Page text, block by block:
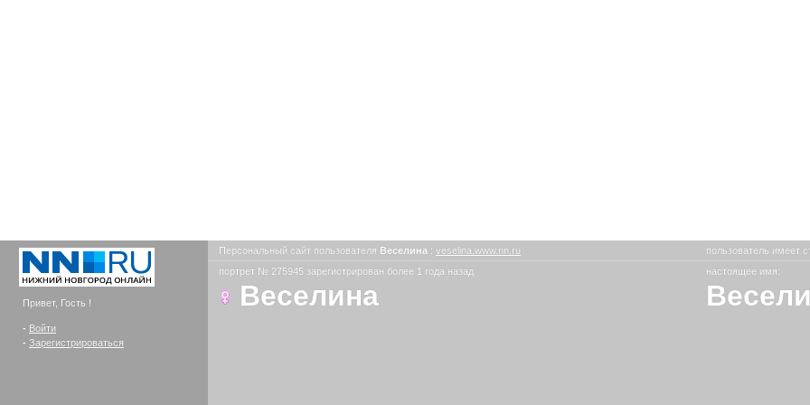
Привет, Гость !
- Войти
- Зарегистрироваться
Персональный сайт пользователя Веселина : veselina.www.nn.ru пользователь имеет
портрет № 275945 зарегистрирован более 1 года назад
Веселина
настоящее имя: